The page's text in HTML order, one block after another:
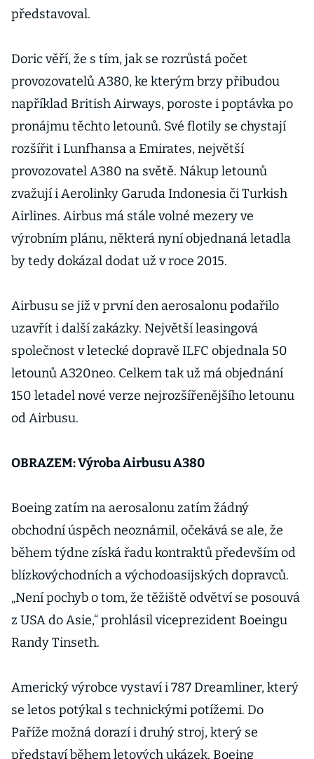
představoval.
Doric věří, že s tím, jak se rozrůstá počet
provozovatelů A380, ke kterým brzy přibudou
například British Airways, poroste i poptávka po
pronájmu těchto letounů. Své flotily se chystají
rozšířit i Lunfhansa a Emirates, největší
provozovatel A380 na světě. Nákup letounů
zvažují i Aerolinky Garuda Indonesia či Turkish
Airlines. Airbus má stále volné mezery ve
výrobním plánu, některá nyní objednaná letadla
by tedy dokázal dodat už v roce 2015.
Airbusu se již v první den aerosalonu podařilo
uzavřít i další zakázky. Největší leasingová
společnost v letecké dopravě ILFC objednala 50
letounů A320neo. Celkem tak už má objednání
150 letadel nové verze nejrozšířenějšího letounu
od Airbusu.
OBRAZEM: Výroba Airbusu A380
Boeing zatím na aerosalonu zatím žádný
obchodní úspěch neoznámil, očekává se ale, že
během týdne získá řadu kontraktů především od
blízkovýchodních a východoasijských dopravců.
„Není pochyb o tom, že těžiště odvětví se posouvá
z USA do Asie,“ prohlásil viceprezident Boeingu
Randy Tinseth.
Americký výrobce vystaví i 787 Dreamliner, který
se letos potýkal s technickými potížemi. Do
Paříže možná dorazí i druhý stroj, který se
představí během letových ukázek. Boeing